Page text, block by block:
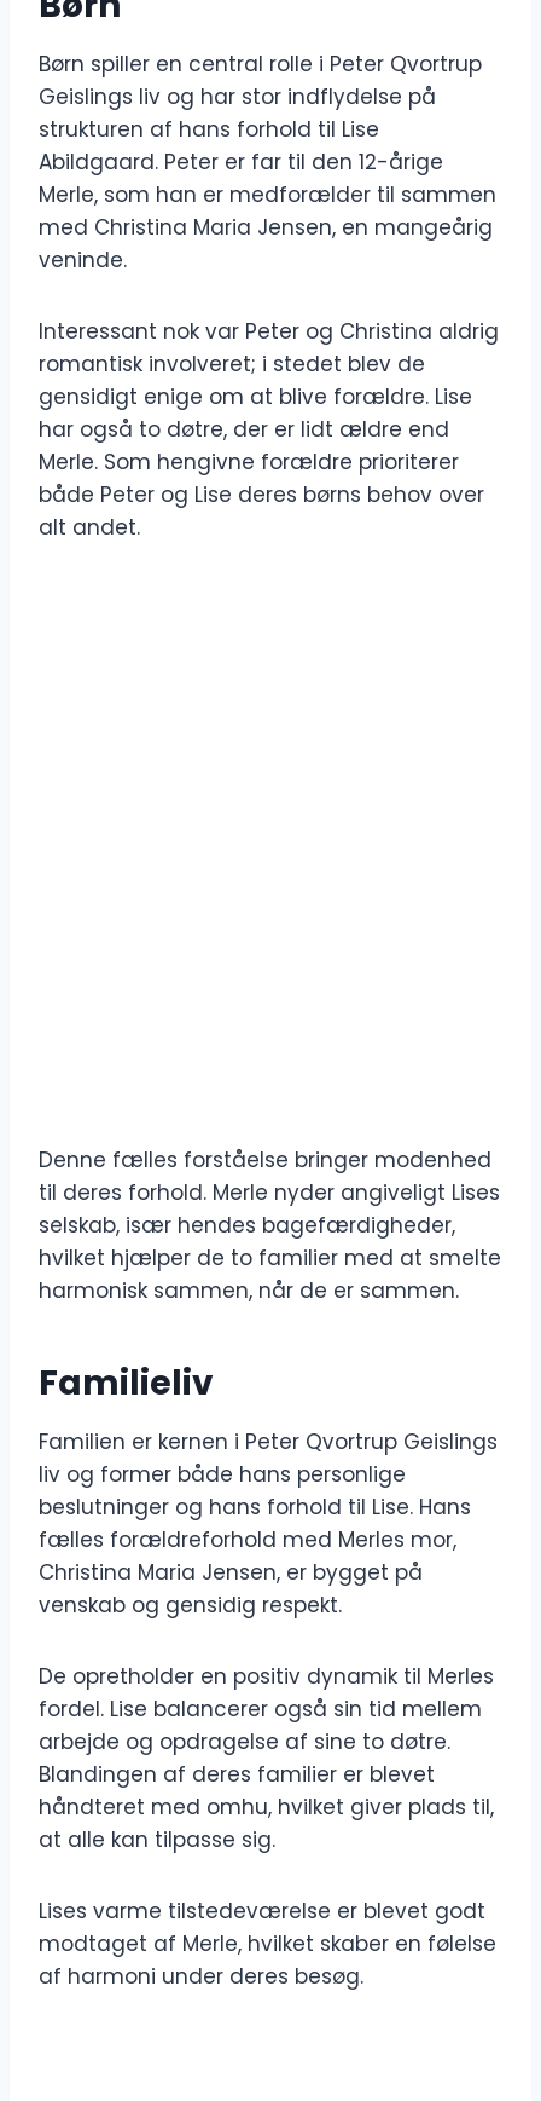
Børn spiller en central rolle i Peter Qvortrup
Geislings liv og har stor indflydelse på
strukturen af hans forhold til Lise
Abildgaard. Peter er far til den 12-årige
Merle, som han er medforælder til sammen
med Christina Maria Jensen, en mangeårig
veninde.
Interessant nok var Peter og Christina aldrig
romantisk involveret; i stedet blev de
gensidigt enige om at blive forældre. Lise
har også to døtre, der er lidt ældre end
Merle. Som hengivne forældre prioriterer
både Peter og Lise deres børns behov over
alt andet.
Denne fælles forståelse bringer modenhed
til deres forhold. Merle nyder angiveligt Lises
selskab, især hendes bagefærdigheder,
hvilket hjælper de to familier med at smelte
harmonisk sammen, når de er sammen.
Familieliv
Familien er kernen i Peter Qvortrup Geislings
liv og former både hans personlige
beslutninger og hans forhold til Lise. Hans
fælles forældreforhold med Merles mor,
Christina Maria Jensen, er bygget på
venskab og gensidig respekt.
De opretholder en positiv dynamik til Merles
fordel. Lise balancerer også sin tid mellem
arbejde og opdragelse af sine to døtre.
Blandingen af deres familier er blevet
håndteret med omhu, hvilket giver plads til,
at alle kan tilpasse sig.
Lises varme tilstedeværelse er blevet godt
modtaget af Merle, hvilket skaber en følelse
af harmoni under deres besøg.